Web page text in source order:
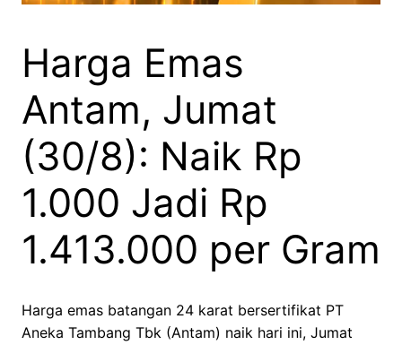
Harga Emas
Antam, Jumat
(30/8): Naik Rp
1.000 Jadi Rp
1.413.000 per Gram
Harga emas batangan 24 karat bersertifikat PT
Aneka Tambang Tbk (Antam) naik hari ini, Jumat